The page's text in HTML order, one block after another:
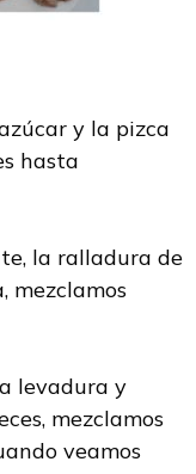
y la pizca
hasta
la ralladura de
mezclamos
levadura y
mezclamos
veamos